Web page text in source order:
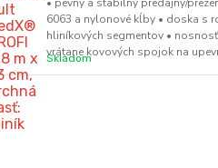
6063 a nylonové kĺby • doska s
hliníkových segmentov •
vrátane kovových spojok na
Skladom